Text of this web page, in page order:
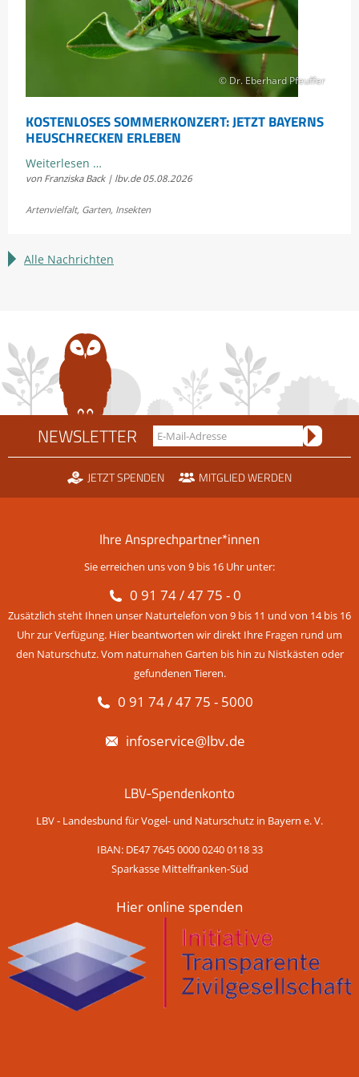
© Dr. Eberhard Pfeuffer
KOSTENLOSES SOMMERKONZERT: JETZT BAYERNS
HEUSCHRECKEN ERLEBEN
Weiterlesen …Kostenloses
Sommerkonzert:
erleben
von Franziska Back | lbv.de 05.08.2026
Artenvielfalt, Garten, Insekten
Alle Nachrichten
NEWSLETTER
JETZT SPENDEN MITGLIED WERDEN
Ihre Ansprechpartner*innen
Sie erreichen uns von 9 bis 16 Uhr unter:
0 91 74 / 47 75 - 0
Zusätzlich steht Ihnen unser Naturtelefon von 9 bis 11 und von 14 bis 16
Uhr zur Verfügung. Hier beantworten wir direkt Ihre Fragen rund um
den Naturschutz. Vom naturnahen Garten bis hin zu Nistkästen oder
gefundenen Tieren.
0 91 74 / 47 75 - 5000
infoservice@lbv.de
LBV-Spendenkonto
LBV - Landesbund für Vogel- und Naturschutz in Bayern e. V.
IBAN: DE47 7645 0000 0240 0118 33
Sparkasse Mittelfranken-Süd
Hier online spenden